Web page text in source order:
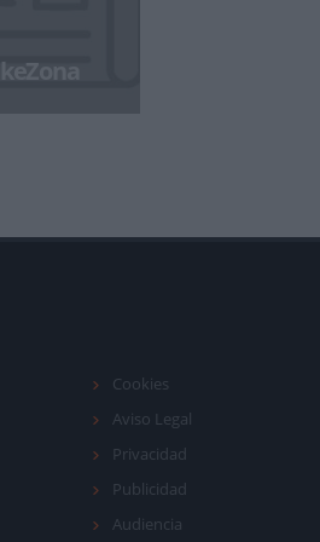
Cookies
Aviso Legal
Privacidad
Publicidad
Audiencia